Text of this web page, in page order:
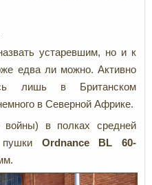
устаревшим, но и к
едва ли можно. Активно
лишь в Британском
в Северной Африке.
в полках средней
пушки Ordnance BL 60-